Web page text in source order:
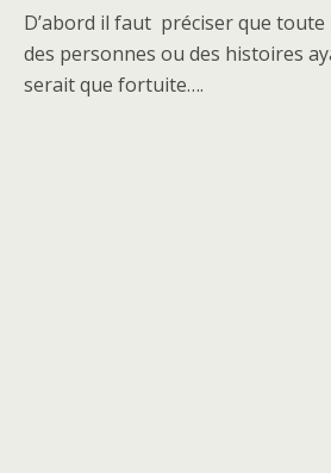
D’abord il faut préciser que toute
des personnes ou des histoires
serait que fortuite….